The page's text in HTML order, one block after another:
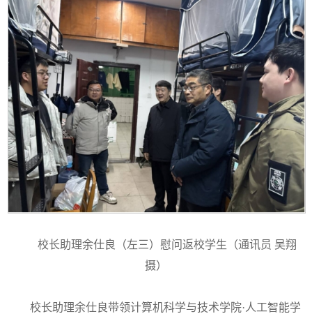
校长助理余仕良（左三）慰问返校学生（通讯员 吴翔
摄）
校长助理余仕良带领计算机科学与技术学院·人工智能学